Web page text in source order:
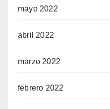
mayo 2022
abril 2022
marzo 2022
febrero 2022